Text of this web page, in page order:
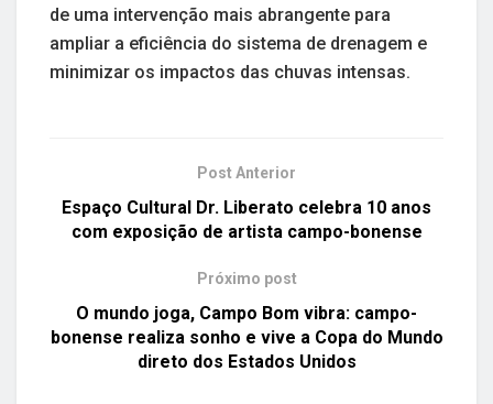
de uma intervenção mais abrangente para
ampliar a eficiência do sistema de drenagem e
minimizar os impactos das chuvas intensas.
Post Anterior
Espaço Cultural Dr. Liberato celebra 10 anos
com exposição de artista campo-bonense
Próximo post
O mundo joga, Campo Bom vibra: campo-
bonense realiza sonho e vive a Copa do Mundo
direto dos Estados Unidos